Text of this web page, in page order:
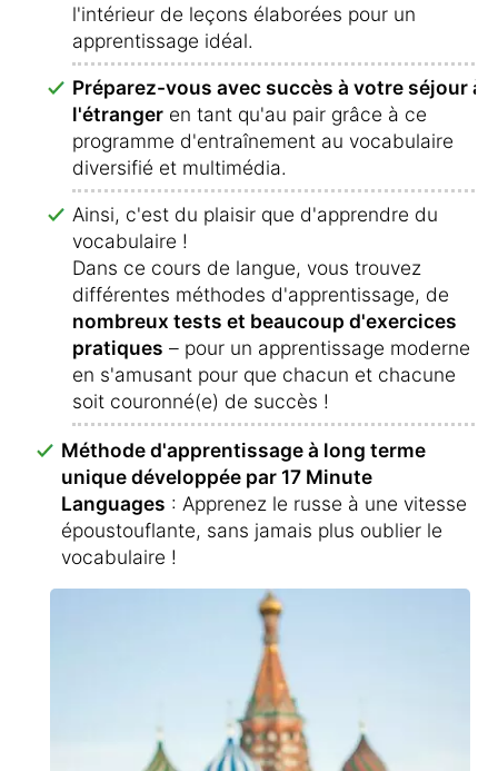
l'intérieur de leçons élaborées pour un
apprentissage idéal.
Préparez-vous avec succès à votre séjour à
l'étranger en tant qu'au pair grâce à ce
programme d'entraînement au vocabulaire
diversifié et multimédia.
Ainsi, c'est du plaisir que d'apprendre du
vocabulaire !
Dans ce cours de langue, vous trouvez
différentes méthodes d'apprentissage, de
nombreux tests et beaucoup d'exercices
pratiques – pour un apprentissage moderne
en s'amusant pour que chacun et chacune
soit couronné(e) de succès !
Méthode d'apprentissage à long terme
unique développée par 17 Minute
Languages : Apprenez le russe à une vitesse
époustouflante, sans jamais plus oublier le
vocabulaire !